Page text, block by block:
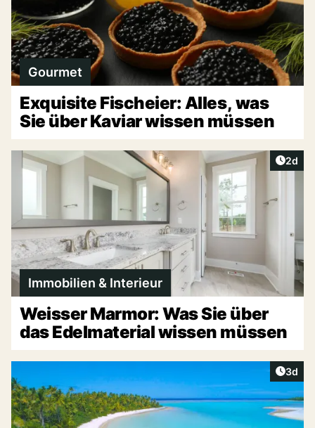
Gourmet
Exquisite Fischeier: Alles, was
Sie über Kaviar wissen müssen
2d
Immobilien & Interieur
Weisser Marmor: Was Sie über
das Edelmaterial wissen müssen
3d